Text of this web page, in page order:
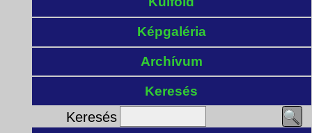
Képgaléria
Archívum
Keresés
Keresés